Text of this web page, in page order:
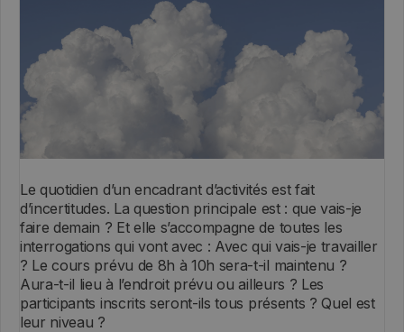
Le quotidien d’un encadrant d’activités est fait
d’incertitudes. La question principale est : que vais-je
faire demain ? Et elle s’accompagne de toutes les
interrogations qui vont avec : Avec qui vais-je travailler
? Le cours prévu de 8h à 10h sera-t-il maintenu ?
Aura-t-il lieu à l’endroit prévu ou ailleurs ? Les
participants inscrits seront-ils tous présents ? Quel est
leur niveau ?